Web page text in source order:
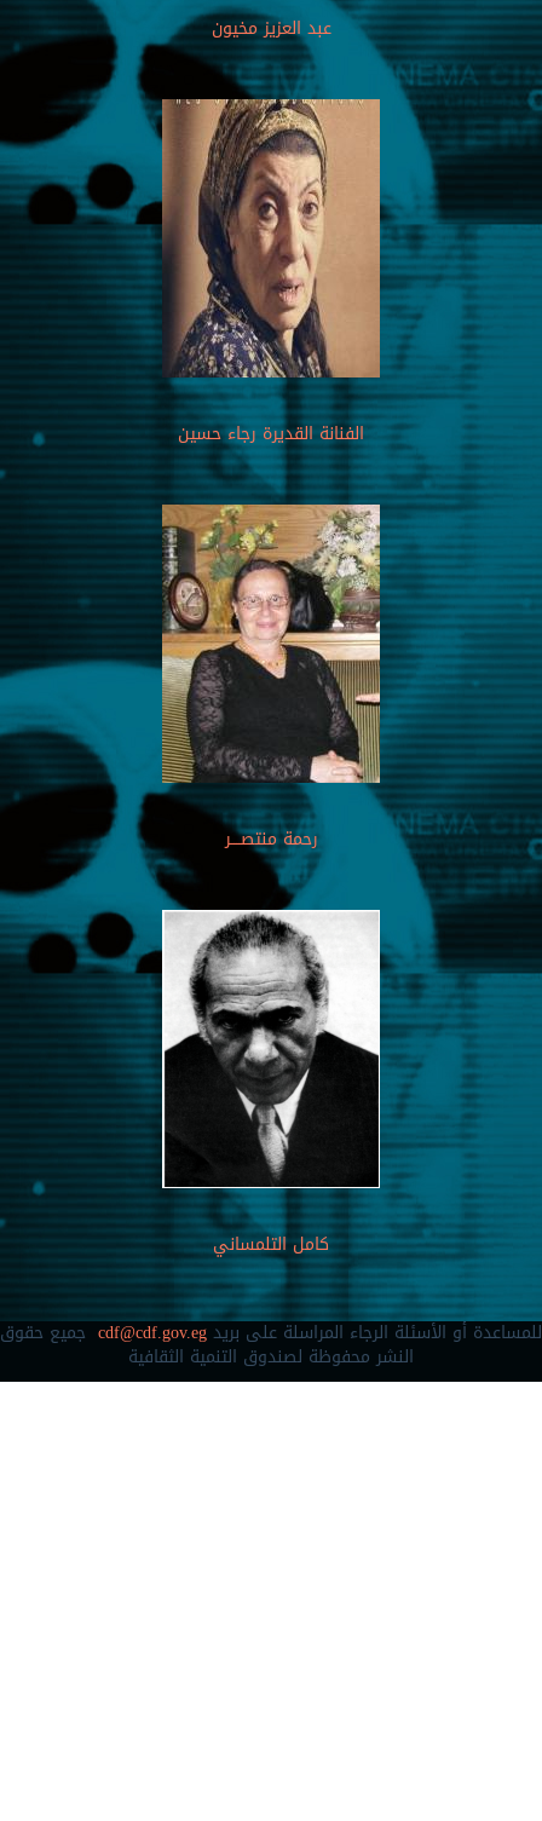
عبد العزيز مخيون
الفنانة القديرة رجاء حسين
رحمة منتصــــر
كامل التلمساني
للمساعدة أو الأسئلة الرجاء المراسلة على بريدcdf@cdf.gov.egجميع حقوق
النشر محفوظة لصندوق التنمية الثقافية